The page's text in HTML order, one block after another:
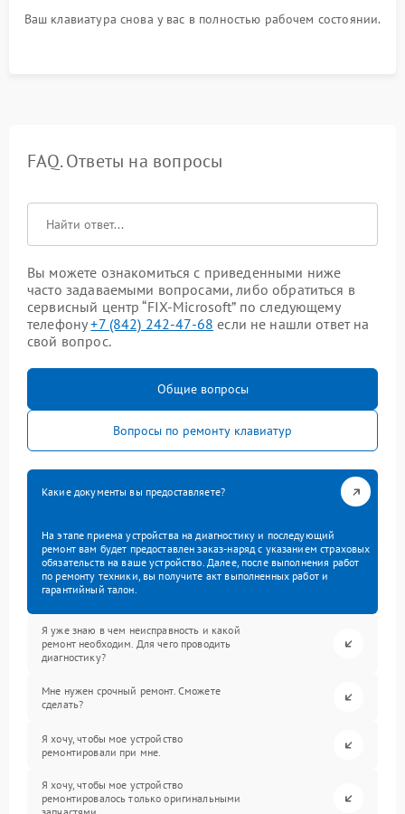
Ваш клавиатура снова у вас в полностью рабочем состоянии.
FAQ. Ответы на вопросы
Вы можете ознакомиться с приведенными ниже
часто задаваемыми вопросами, либо обратиться в
сервисный центр “FIX-Microsoft” по следующему
телефону+7 (842) 242-47-68 если не нашли ответ на
свой вопрос.
Общие вопросы
Вопросы по ремонту клавиатур
Какие документы вы предоставляете?
На этапе приема устройства на диагностику и последующий
ремонт вам будет предоставлен заказ-наряд с указанием страховых
обязательств на ваше устройство. Далее, после выполнения работ
по ремонту техники, вы получите акт выполненных работ и
гарантийный талон.
Я уже знаю в чем неисправность и какой
ремонт необходим. Для чего проводить
диагностику?
Мне нужен срочный ремонт. Сможете
сделать?
Я хочу, чтобы мое устройство
ремонтировали при мне.
Я хочу, чтобы мое устройство
ремонтировалось только оригинальными